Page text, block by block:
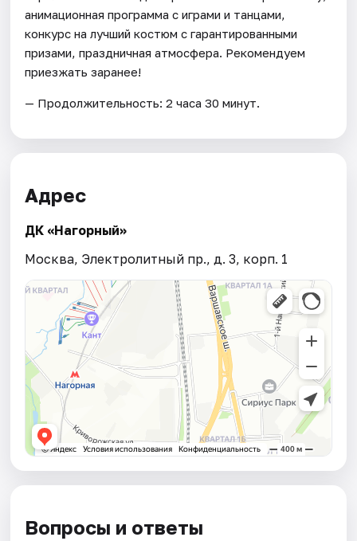
анимационная программа с играми и танцами,
конкурс на лучший костюм с гарантированными
призами, праздничная атмосфера. Рекомендуем
приезжать заранее!
— Продолжительность: 2 часа 30 минут.
Адрес
ДК «Нагорный»
Москва, Электролитный пр., д. 3, корп. 1
Вопросы и ответы